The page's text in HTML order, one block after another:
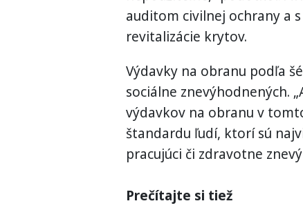
auditom civilnej ochrany a
revitalizácie krytov.
Výdavky na obranu podľa
sociálne znevýhodnených.
výdavkov na obranu v
štandardu ľudí, ktorí sú
pracujúci či zdravotne
Prečítajte si tiež